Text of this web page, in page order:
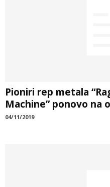
Pioniri rep metala
Machine” ponovo na
04/11/2019